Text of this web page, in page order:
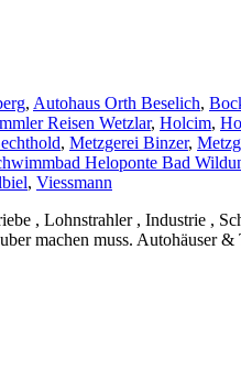
, Autohaus Orth Beselich,
Reisen Wetzlar, Holcim,
, Metzgerei Binzer,
Heloponte Bad
, Viessmann
, Lohnstrahler , Industrie ,
machen muss.